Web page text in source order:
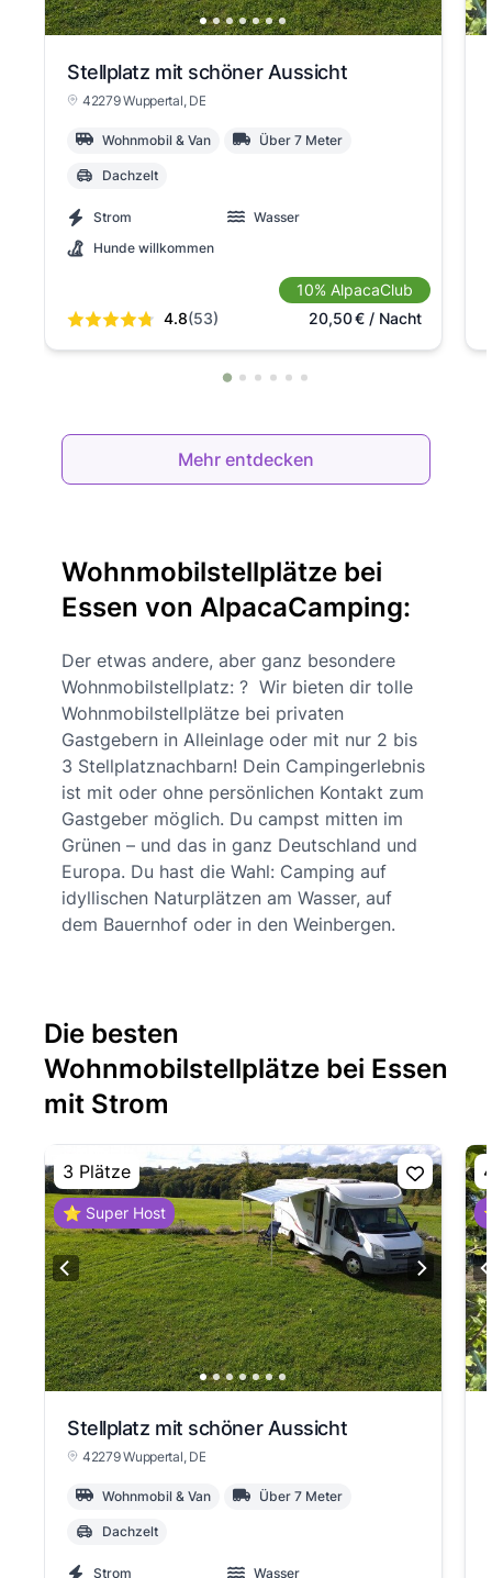
Stellplatz mit schöner Aussicht
42279 Wuppertal, DE
Wohnmobil & Van Über 7 Meter
Dachzelt
Strom
Wasser
Hunde willkommen
4.8(53)
10% AlpacaClub
20,50€/ Nacht
Mehr entdecken
Wohnmobilstellplätze bei
Essen von AlpacaCamping:
Der etwas andere, aber ganz besondere
Wohnmobilstellplatz: ? Wir bieten dir tolle
Wohnmobilstellplätze bei privaten
Gastgebern in Alleinlage oder mit nur 2 bis
3 Stellplatznachbarn! Dein Campingerlebnis
ist mit oder ohne persönlichen Kontakt zum
Gastgeber möglich. Du campst mitten im
Grünen – und das in ganz Deutschland und
Europa. Du hast die Wahl: Camping auf
idyllischen Naturplätzen am Wasser, auf
dem Bauernhof oder in den Weinbergen.
Die besten
Wohnmobilstellplätze bei Essen
mit Strom
3 Plätze
⭐ Super Host
Stellplatz mit schöner Aussicht
42279 Wuppertal, DE
Wohnmobil & Van Über 7 Meter
Dachzelt
Strom Wasser